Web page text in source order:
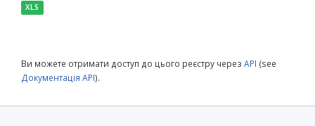
XLS
Ви можете отримати доступ до цього реєстру через API (see
Документація API).